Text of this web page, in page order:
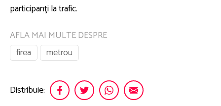
participanţi la trafic.
AFLA MAI MULTE DESPRE
firea
metrou
Distribuie: